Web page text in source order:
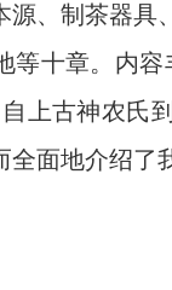
源、制茶器具
等十章。内
上古神农氏
全面地介绍了